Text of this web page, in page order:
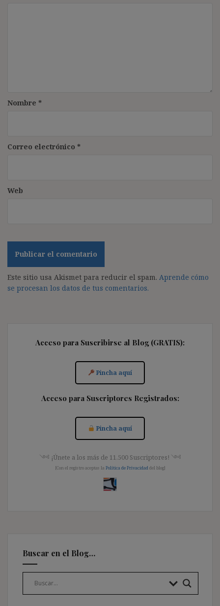
Nombre *
Correo electrónico *
Web
Este sitio usa Akismet para reducir el spam. Aprende cómo
se procesan los datos de tus comentarios.
Acceso para Suscribirse al Blog (GRATIS):
Pincha aquí
Acceso para Suscriptores Registrados:
Pincha aquí
༺ ¡Únete a los más de 11.500 Suscriptores! ༺
[Con el registro aceptas la Política de Privacidad del blog]
Buscar en el Blog…